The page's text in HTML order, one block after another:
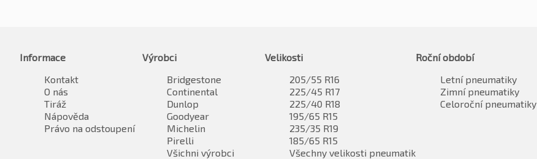
Informace
Kontakt
O nás
Tiráž
Nápověda
Právo na odstoupení
Výrobci
Bridgestone
Continental
Dunlop
Goodyear
Michelin
Pirelli
Všichni výrobci
Velikosti
205/55 R16
225/45 R17
225/40 R18
195/65 R15
235/35 R19
185/65 R15
Všechny velikosti pneumatik
Roční období
Letní pneumatiky
Zimní pneumatiky
Celoroční pneumatiky